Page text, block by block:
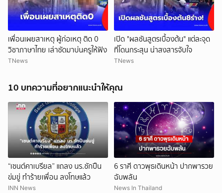
เพื่อนเผยสาเหตุ ผู้ก่อเหตุ ติด 0
วิชาภาษาไทย เล่าชัดมาบ่นครูให้ฟัง
TNews
เปิด "ผลชันสูตรเบื้องต้น" แต่ละจุด
ที่โดนกระสุน น่าสงสารจับใจ
TNews
10 บทความที่อยากแนะนำให้คุณ
“เซนต์คาเบรียล” แถลง นร.ชักปืน
ข่มขู่ ทำร้ายเพื่อน ลงโทษแล้ว
INN News
6 ราศี ดาวพุธเดินหน้า ปากพารวย
ฉับพลัน
News In Thailand